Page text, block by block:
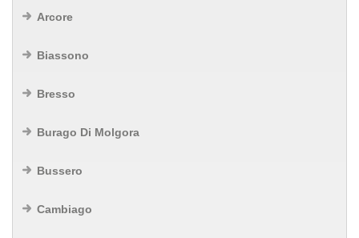
Arcore
Biassono
Bresso
Burago Di Molgora
Bussero
Cambiago